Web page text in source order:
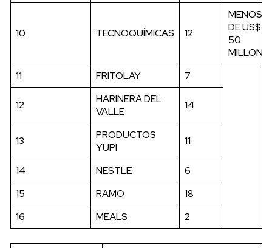
10 TECNOQUÍMICAS 12
MENOS
DE US$
50
11
FRITOLAY 7
12
HARINERA DEL
VALLE
14
13
PRODUCTOS
YUPI
11
14 NESTLE
6
15
RAMO
18
16
MEALS 2